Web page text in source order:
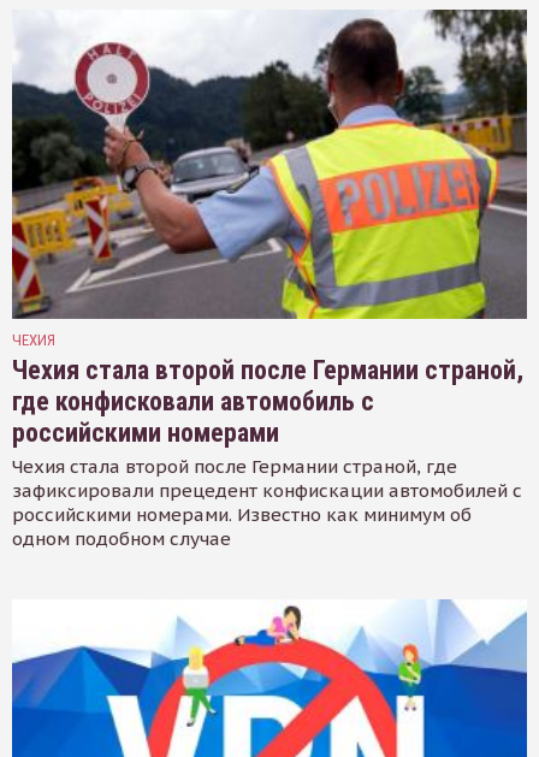
ЧЕХИЯ
Чехия стала второй после Германии страной,
где конфисковали автомобиль с
российскими номерами
Чехия стала второй после Германии страной, где
зафиксировали прецедент конфискации автомобилей с
российскими номерами. Известно как минимум об
одном подобном случае